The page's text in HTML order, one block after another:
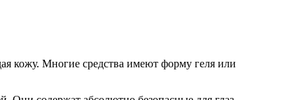
кожу. Многие средства имеют форму геля или